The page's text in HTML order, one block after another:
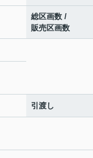
総区画数 /
販売区画数
引渡し